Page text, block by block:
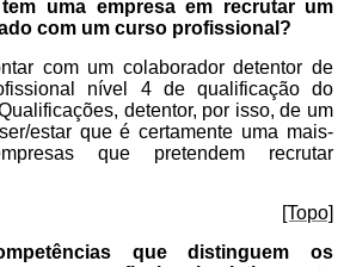
uma empresa em recrutar um
com um curso profissional?
com um colaborador detentor de
nível 4 de qualificação do
detentor, por isso, de um
estar que é certamente uma mais-
que pretendem recrutar
[Topo]
que distinguem os